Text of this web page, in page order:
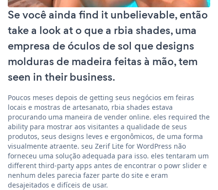
Se você ainda find it unbelievable, então
take a look at o que a rbia shades, uma
empresa de óculos de sol que designs
molduras de madeira feitas à mão, tem
seen in their business.
Poucos meses depois de getting seus negócios em feiras
locais e mostras de artesanato, rbia shades estava
procurando uma maneira de vender online. eles required the
ability para mostrar aos visitantes a qualidade de seus
produtos, seus designs leves e ergonômicos, de uma forma
visualmente atraente. seu Zerif Lite for WordPress não
forneceu uma solução adequada para isso. eles tentaram um
different third-party apps antes de encontrar o powr slider e
nenhum deles parecia fazer parte do site e eram
desajeitados e difíceis de usar.